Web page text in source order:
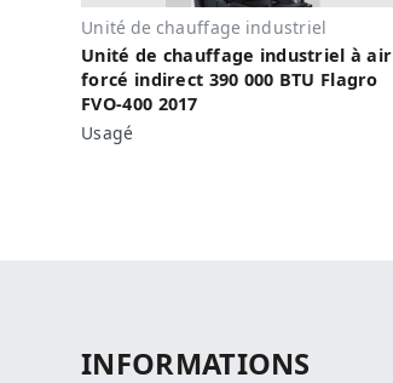
Unité de chauffage industriel
Unité de chauffage industriel à air
forcé indirect 390 000 BTU Flagro
FVO-400 2017
Usagé
INFORMATIONS